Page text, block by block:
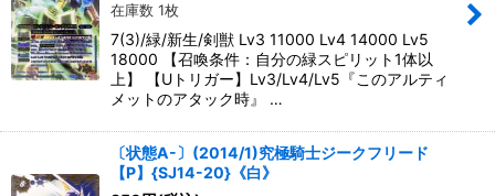
在庫数 1枚
7(3)/緑/新生/剣獣 Lv3 11000 Lv4 14000 Lv5
18000 【召喚条件：自分の緑スピリット1体以
上】 【Uトリガー】Lv3/Lv4/Lv5『このアルティ
メットのアタック時』 …
〔状態A-〕(2014/1)究極騎士ジークフリード
【P】{SJ14-20}《白》